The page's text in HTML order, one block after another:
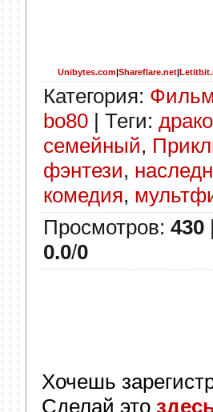
Unibytes.com|Shareflare.net|
Категория:
bo80 | Теги:
семейный,
фэнтези,
комедия,
Просмотров: 430
0.0/0
Хочешь
Сделай это